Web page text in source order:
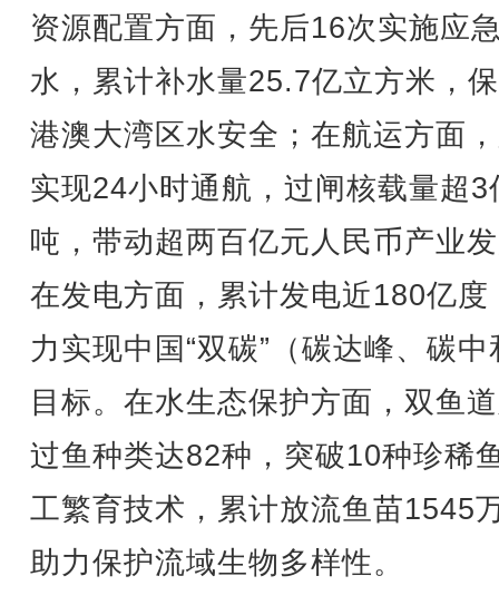
资源配置方面，先后16次实施应
水，累计补水量25.7亿立方米，
港澳大湾区水安全；在航运方面
实现24小时通航，过闸核载量超3
吨，带动超两百亿元人民币产业
在发电方面，累计发电近180亿度
力实现中国“双碳”（碳达峰、碳中
目标。在水生态保护方面，双鱼
过鱼种类达82种，突破10种珍稀
工繁育技术，累计放流鱼苗1545
助力保护流域生物多样性。